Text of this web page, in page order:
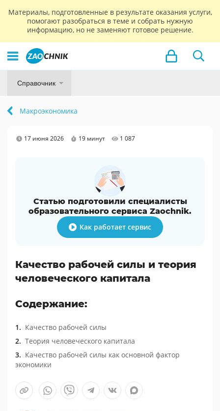
Материалы, подготовленные в результате оказания услуги,
помогают разобраться в теме и собрать нужную
информацию, но не заменяют готовое решение.
Справочник
Макроэкономика
17 июня 2026 19 минут 1 087
Статью подготовили специалисты
образовательного сервиса Zaochnik.
Как работает сервис
Качество рабочей силы и теория
человеческого капитала
Содержание:
Качество рабочей силы
Теория человеческого капитала
Качество рабочей силы как основной фактор
экономики